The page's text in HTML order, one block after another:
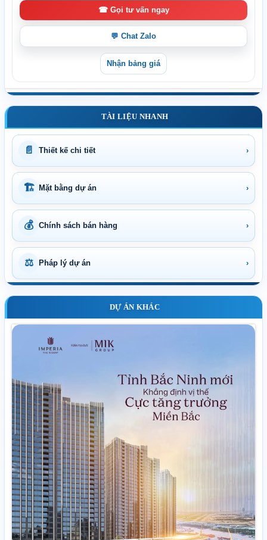
☎ Gọi tư vấn ngay
💬 Chat Zalo
Nhận bảng giá
TÀI LIỆU NHANH
📄 Thiết kế chi tiết ›
🏗 Mặt bằng dự án ›
💰 Chính sách bán hàng ›
⚖ Pháp lý dự án ›
DỰ ÁN KHÁC